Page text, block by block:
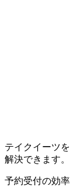
テイクイーツ
解決できます。
予約受付の効